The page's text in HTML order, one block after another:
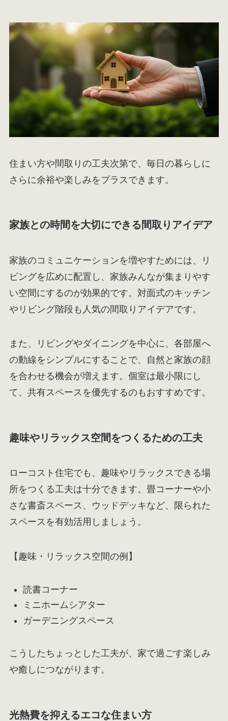
住まい方や間取りの工夫次第で、毎日の暮らしに
さらに余裕や楽しみをプラスできます。
家族との時間を大切にできる間取りアイデア
家族のコミュニケーションを増やすためには、リ
ビングを広めに配置し、家族みんなが集まりやす
い空間にするのが効果的です。対面式のキッチン
やリビング階段も人気の間取りアイデアです。
また、リビングやダイニングを中心に、各部屋へ
の動線をシンプルにすることで、自然と家族の顔
を合わせる機会が増えます。個室は最小限にし
て、共有スペースを優先するのもおすすめです。
趣味やリラックス空間をつくるための工夫
ローコスト住宅でも、趣味やリラックスできる場
所をつくる工夫は十分できます。畳コーナーや小
さな書斎スペース、ウッドデッキなど、限られた
スペースを有効活用しましょう。
【趣味・リラックス空間の例】
読書コーナー
ミニホームシアター
ガーデニングスペース
こうしたちょっとした工夫が、家で過ごす楽しみ
や癒しにつながります。
光熱費を抑えるエコな住まい方